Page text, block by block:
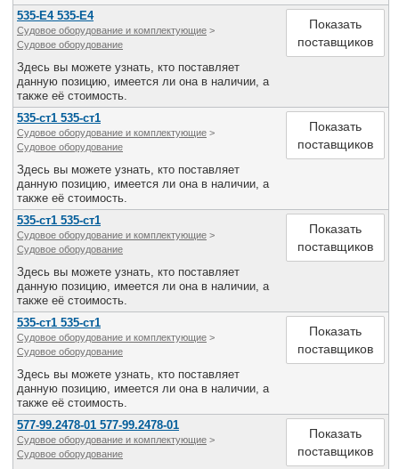
535-Е4 535-Е4
Судовое оборудование и комплектующие >
Судовое оборудование
Здесь вы можете узнать, кто поставляет
данную позицию, имеется ли она в наличии, а
также её стоимость.
Показать
поставщиков
535-ст1 535-ст1
Судовое оборудование и комплектующие >
Судовое оборудование
Здесь вы можете узнать, кто поставляет
данную позицию, имеется ли она в наличии, а
также её стоимость.
Показать
поставщиков
535-ст1 535-ст1
Судовое оборудование и комплектующие >
Судовое оборудование
Здесь вы можете узнать, кто поставляет
данную позицию, имеется ли она в наличии, а
также её стоимость.
Показать
поставщиков
535-ст1 535-ст1
Судовое оборудование и комплектующие >
Судовое оборудование
Здесь вы можете узнать, кто поставляет
данную позицию, имеется ли она в наличии, а
также её стоимость.
Показать
поставщиков
577-99.2478-01 577-99.2478-01
Судовое оборудование и комплектующие >
Судовое оборудование
Показать
поставщиков